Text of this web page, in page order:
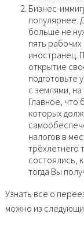
Бизнес-
популярнее.
больше не
пять
иностранец.
открытие
подготовьте
с землями,
Главное, что
которых
налогов в
трёхлетнего
состоялись,
тогда Вы
Узнать всё о
можно из